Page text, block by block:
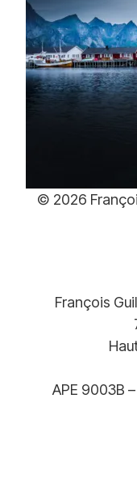
© 2026
François
APE 9003B